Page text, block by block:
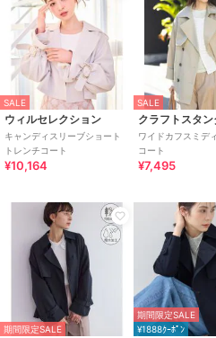
SALE
ウィルセレクション
キャンディスリーブショート
トレンチコート
¥10,164
SALE
ワイドカフスミデ
コート
¥7,495
期間限定SALE
期間限定SALE
¥1888ｸｰﾎﾟﾝ